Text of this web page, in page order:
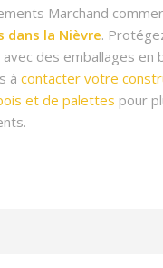
Marchand
dans la Nièvre.
des emballages en
à contacter votre
et de palettes pour